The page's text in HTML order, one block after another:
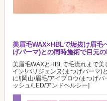
美眉毛WAX×HBLで垢抜け眉
げパーマ)との同時施術で目元
美眉毛WAXとHBLで毛流れまで
イン!パリジェンヌ(まつげパーマ)
に![岡山/眉毛/アイブロウ/まつげ
ッシュ/LED/アンドヘルシー]